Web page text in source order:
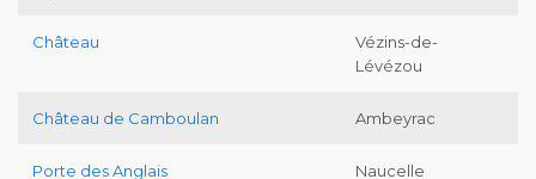
Château
Vézins-de-
Lévézou
Château de Camboulan Ambeyrac
Porte des Anglais Naucelle